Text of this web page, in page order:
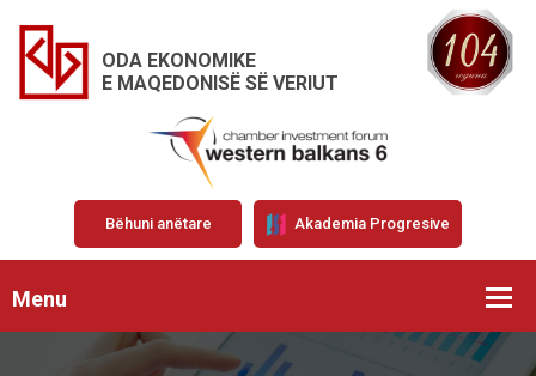
ODA EKONOMIKE
E MAQEDONISË SË VERIUT
Bëhuni anëtare Akademia Progresive
Menu